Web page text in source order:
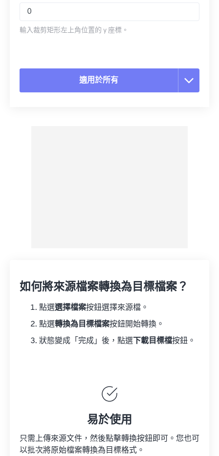
輸入裁剪矩形左上角位置的 y 座標。
適用於所有
如何將來源檔案轉換為目標檔案？
點選選擇檔案按鈕選擇來源檔。
點選轉換為目標檔案按鈕開始轉換。
狀態變成「完成」後，點選 下載目標檔按鈕。
易於使用
只需上傳來源文件，然後點擊轉換按鈕即可。您也可
以批次將原始檔案轉換為目標格式。